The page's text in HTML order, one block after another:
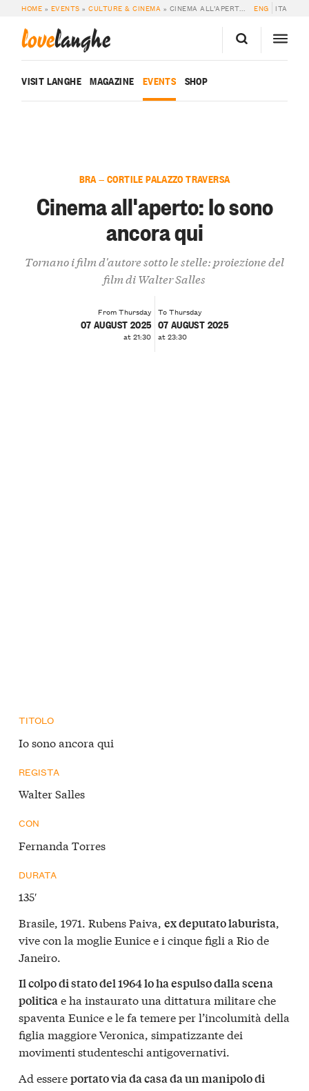
HOME » EVENTS »CULTURE & CINEMA » CINEMA ALL’APERTO: IO SONO ANCORA QUI ENG ITA
lovelanghe
VISIT LANGHE MAGAZINE EVENTS SHOP
BRA — CORTILE PALAZZO TRAVERSA
Cinema all'aperto: Io sono
ancora qui
Tornano i film d'autore sotto le stelle: proiezione del
film di Walter Salles
From Thursday
07 AUGUST 2025
at 21:30
To Thursday
07 AUGUST 2025
at 23:30
TITOLO
Io sono ancora qui
REGISTA
Walter Salles
CON
Fernanda Torres
DURATA
135′
Brasile, 1971. Rubens Paiva, ex deputato laburista,
vive con la moglie Eunice e i cinque figli a Rio de
Janeiro.
Il colpo di stato del 1964 lo ha espulso dalla scena
politicae ha instaurato una dittatura militare che
spaventa Eunice e le fa temere per l’incolumità della
figlia maggiore Veronica, simpatizzante dei
movimenti studenteschi antigovernativi.
Ad essereportato via da casa da un manipolo di